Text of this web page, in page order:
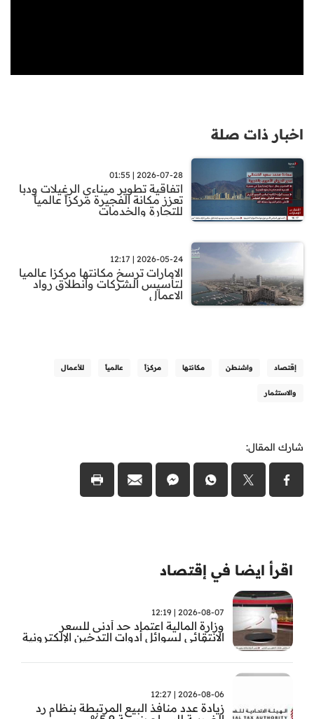
اخبار ذات صلة
2026-07-28 | 01:55
اتفاقية تطوير ميناءي الرغيلات ودبا
تعزز مكانة الفجيرة مركزاً عالمياً
للتجارة والخدمات
2026-05-24 | 12:17
الامارات ترسخ مكانتها مركزا عالميا
لتأسيس الشركات وانطلاق رواد
الاعمال
إقتصاد واشنطن مكانتها مركزاً عالمياً للأعمال
والاستثمار
شارك المقال:
اقرأ ايضا في إقتصاد
2026-08-07 | 12:19
وزارة المالية اعتماد حد أدنى للسعر
الانتقائي لسوائل أدوات التدخين الإلكترونية
2026-08-06 | 12:27
زيادة عدد منافذ البيع المرتبطة بنظام رد